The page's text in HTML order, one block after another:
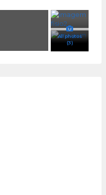
All photos
(3)